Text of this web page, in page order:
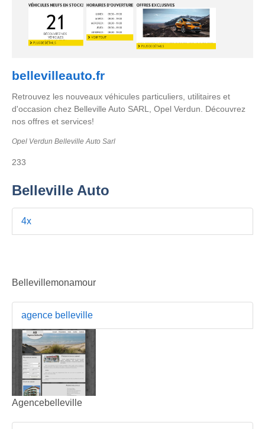
bellevilleauto.fr
Retrouvez les nouveaux véhicules particuliers, utilitaires et
d'occasion chez Belleville Auto SARL, Opel Verdun. Découvrez
nos offres et services!
Opel Verdun Belleville Auto Sarl
233
Belleville Auto
4x
Bellevillemonamour
agence belleville
Agencebelleville